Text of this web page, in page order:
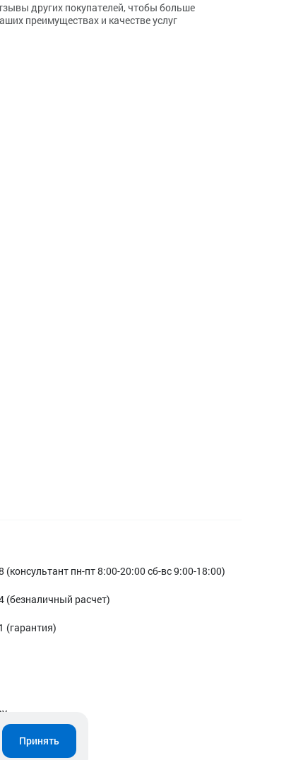
других покупателей, чтобы больше
преимуществах и качестве услуг
(консультант пн-пт 8:00-20:00 сб-вс 9:00-18:00)
(безналичный расчет)
(гарантия)
Принять